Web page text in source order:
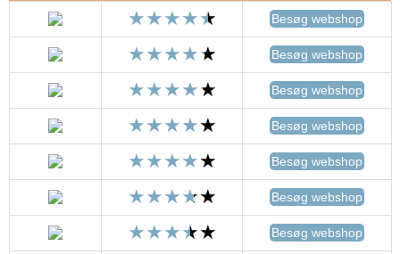
Besøg webshop
Besøg webshop
Besøg webshop
Besøg webshop
Besøg webshop
Besøg webshop
Besøg webshop